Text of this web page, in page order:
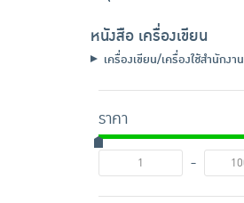
หนังสือ เครื่องเขียน
เครื่องเขียน/เครื่องใช้สำนักงาน
ราคา
-